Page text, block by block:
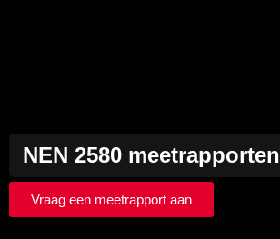
NEN 2580 meetrapporten
Vraag een meetrapport aan